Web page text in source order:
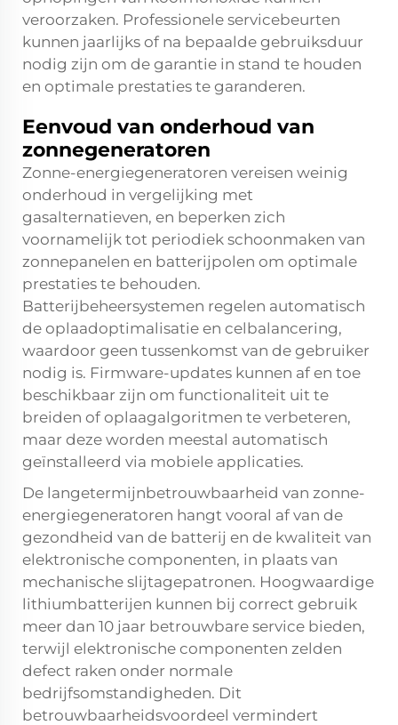
veroorzaken. Professionele servicebeurten
kunnen jaarlijks of na bepaalde gebruiksduur
nodig zijn om de garantie in stand te houden
en optimale prestaties te garanderen.
Eenvoud van onderhoud van
zonnegeneratoren
Zonne-energiegeneratoren vereisen weinig
onderhoud in vergelijking met
gasalternatieven, en beperken zich
voornamelijk tot periodiek schoonmaken van
zonnepanelen en batterijpolen om optimale
prestaties te behouden.
Batterijbeheersystemen regelen automatisch
de oplaadoptimalisatie en celbalancering,
waardoor geen tussenkomst van de gebruiker
nodig is. Firmware-updates kunnen af en toe
beschikbaar zijn om functionaliteit uit te
breiden of oplaagalgoritmen te verbeteren,
maar deze worden meestal automatisch
geïnstalleerd via mobiele applicaties.
De langetermijnbetrouwbaarheid van zonne-
energiegeneratoren hangt vooral af van de
gezondheid van de batterij en de kwaliteit van
elektronische componenten, in plaats van
mechanische slijtagepatronen. Hoogwaardige
lithiumbatterijen kunnen bij correct gebruik
meer dan 10 jaar betrouwbare service bieden,
terwijl elektronische componenten zelden
defect raken onder normale
bedrijfsomstandigheden. Dit
betrouwbaarheidsvoordeel vermindert